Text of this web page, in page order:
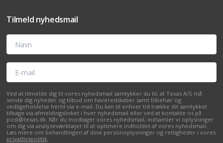
Tilmeld nyhedsmail
Navn
E-mail
Ved at tilmelde dig til vores nyhedsmail samtykker du til, at Texas A/S må
sende dig nyheder og tilbud om haveredskaber samt tilbehør og
vedligeholdelse hertil via e-mail. Du kan til enhver tid trække dit samtykket
tilbage via afmeldingslinket i hver nyhedsmail eller ved at kontakte os på
post@texas.dk. Når du modtager vores nyhedsmail, indsamler vi oplysninger
om dig via analyseværktøjer til at optimere indholdet af vores nyhedsmail.
Læs mere om behandlingen af dine personoplysninger og rettigheder i vores
privatlivspolitik.